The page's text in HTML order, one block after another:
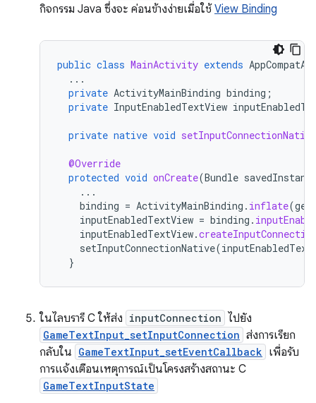
กิจกรรม Java ซึ่งจะ ค่อนข้างง่ายเมื่อใช้ View Binding
public class MainActivity extends
...
private ActivityMainBinding binding ;
private InputEnabledTextView
private native void setInputConnectionNative
@Override
protected void onCreate(Bundle
...
binding = ActivityMainBinding . inflate(
inputEnabledTextView = binding .
inputEnabledTextView.
setInputConnectionNative(
}
ในไลบรารี C ให้ส่ง inputConnection ไปยัง
GameTextInput_setInputConnection ส่งการเรียก
กลับใน GameTextInput_setEventCallback เพื่อรับ
การแจ้งเตือนเหตุการณ์เป็นโครงสร้างสถานะ C
GameTextInputState